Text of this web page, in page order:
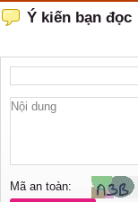
Ý kiến bạn đọc
Mã an toàn: